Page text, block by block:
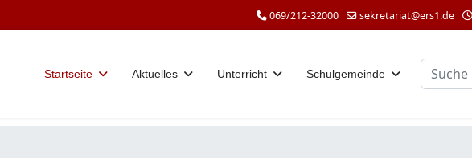
069/212-32000 sekretariat@ers1.de
Startseite Aktuelles Unterricht Schulgemeinde Suchen